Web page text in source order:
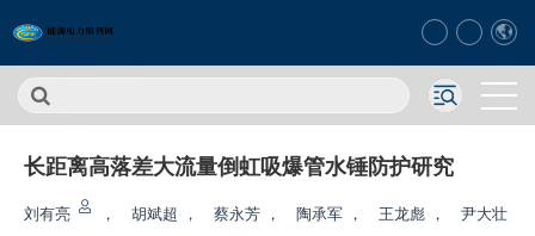
长距离高落差大流量倒虹吸爆管水锤防护研究
刘有亮 ， 胡斌超 ， 蔡永芳 ， 陶承军 ， 王龙彪 ，
尹大壮